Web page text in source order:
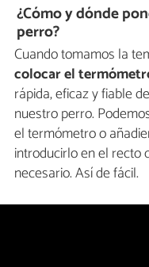
¿Cómo y dónde
perro?
Cuando tomamos la
colocar el
rápida, eficaz y fiable
nuestro perro.
el termómetro o
introducirlo en el recto
necesario. Así de fácil.